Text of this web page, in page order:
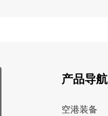
产品导航
空港装备